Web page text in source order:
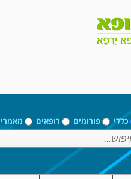
כללי פורומים רופאים